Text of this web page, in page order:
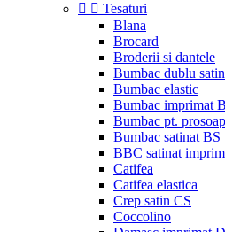
  Tesaturi
Blana
Brocard
Broderii si dantele
Bumbac dublu
Bumbac elastic
Bumbac imprimat
Bumbac pt.
Bumbac satinat BS
BBC satinat
Catifea
Catifea elastica
Crep satin CS
Coccolino